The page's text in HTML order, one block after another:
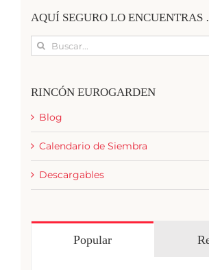
AQUÍ SEGURO LO ENCUENTRAS
Buscar:
RINCÓN EUROGARDEN
Blog
Calendario de Siembra
Descargables
Popular